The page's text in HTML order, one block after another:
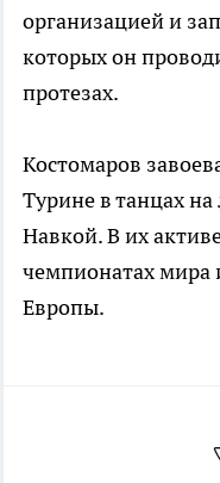
организацией и
которых он
протезах.
Костомаров
Турине в танцах на
Навкой. В их
чемпионатах мира
Европы.